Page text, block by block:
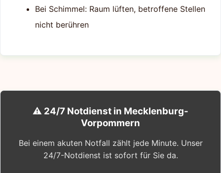
Bei Schimmel: Raum lüften, betroffene Stellen
nicht berühren
⚠️ 24/7 Notdienst in Mecklenburg-
Vorpommern
Bei einem akuten Notfall zählt jede Minute. Unser
24/7-Notdienst ist sofort für Sie da.